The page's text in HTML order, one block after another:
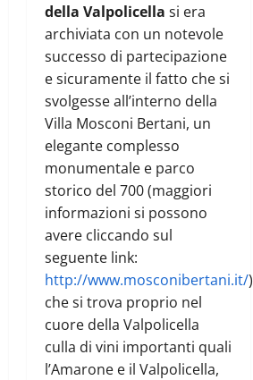
della Valpolicella si era
archiviata con un notevole
successo di partecipazione
e sicuramente il fatto che si
svolgesse all’interno della
Villa Mosconi Bertani, un
elegante complesso
monumentale e parco
storico del 700 (maggiori
informazioni si possono
avere cliccando sul
seguente link:
http://www.mosconibertani.it/)
che si trova proprio nel
cuore della Valpolicella
culla di vini importanti quali
l’Amarone e il Valpolicella,